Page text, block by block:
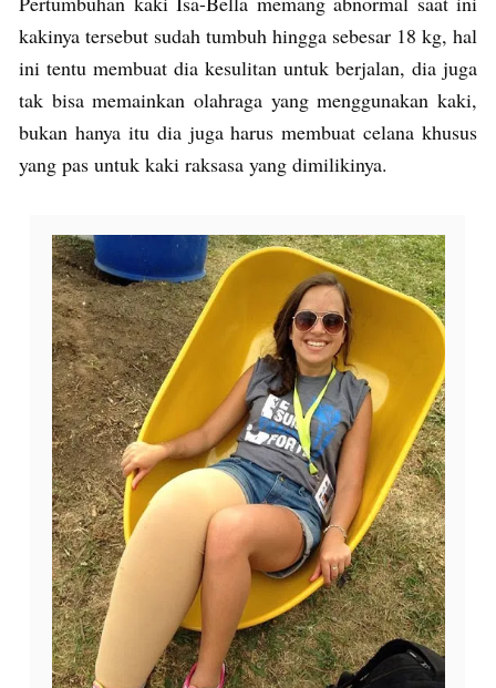
kakinya tersebut sudah tumbuh hingga sebesar 18 kg, hal
ini tentu membuat dia kesulitan untuk berjalan, dia juga
tak bisa memainkan olahraga yang menggunakan kaki,
bukan hanya itu dia juga harus membuat celana khusus
yang pas untuk kaki raksasa yang dimilikinya.